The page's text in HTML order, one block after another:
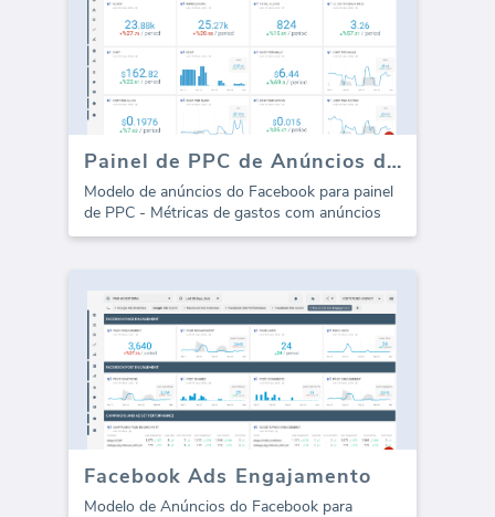
Painel de PPC de Anúncios do Facebook - Gasto com Anúncios
Modelo de anúncios do Facebook para painel
de PPC - Métricas de gastos com anúncios
Facebook Ads Engajamento
Modelo de Anúncios do Facebook para